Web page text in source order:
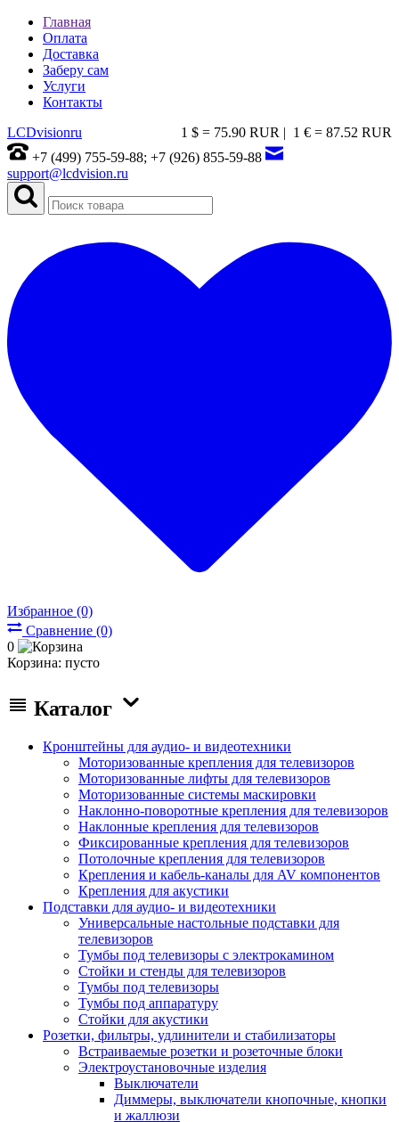
Главная
Оплата
Доставка
Заберу сам
Услуги
Контакты
1 € = 87.52 RUR
1 $ = 75.90 RUR |
LCDvisionru
+7 (499) 755-59-88; +7 (926) 855-59-88
support@lcdvision.ru
Избранное (0)
Сравнение (0)
0
Корзина: пусто
Каталог
Кронштейны для аудио- и видеотехники
Моторизованные крепления для телевизоров
Моторизованные лифты для телевизоров
Моторизованные системы маскировки
Наклонно-поворотные крепления для телевизоров
Наклонные крепления для телевизоров
Фиксированные крепления для телевизоров
Потолочные крепления для телевизоров
Крепления и кабель-каналы для AV компонентов
Крепления для акустики
Подставки для аудио- и видеотехники
Универсальные настольные подставки для
телевизоров
Тумбы под телевизоры с электрокамином
Стойки и стенды для телевизоров
Тумбы под телевизоры
Тумбы под аппаратуру
Стойки для акустики
Розетки, фильтры, удлинители и стабилизаторы
Встраиваемые розетки и розеточные блоки
Электроустановочные изделия
Выключатели
Диммеры, выключатели кнопочные, кнопки
и жаллюзи